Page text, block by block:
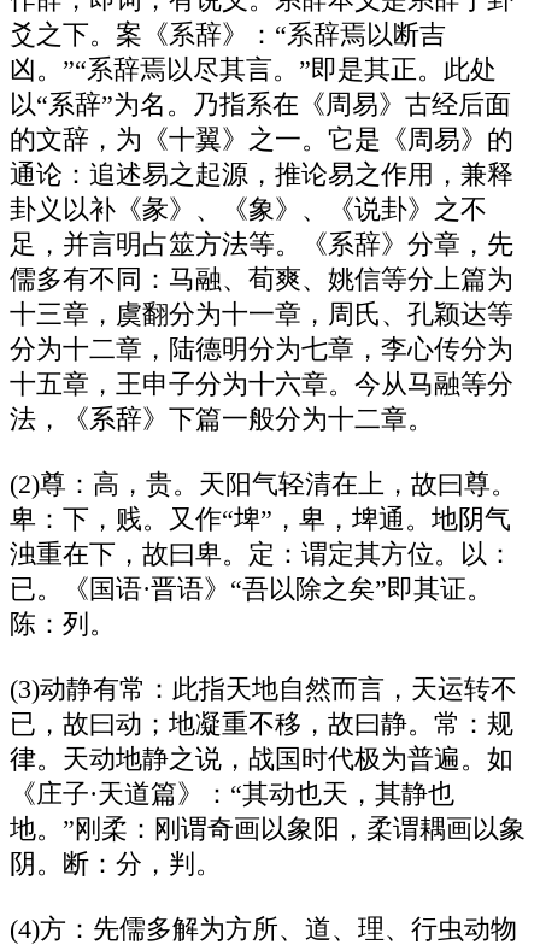
爻之下。案《系辞》：“系辞焉以断吉
凶。”“系辞焉以尽其言。”即是其正。此处
以“系辞”为名。乃指系在《周易》古经后面
的文辞，为《十翼》之一。它是《周易》的
通论：追述易之起源，推论易之作用，兼释
卦义以补《彖》、《象》、《说卦》之不
足，并言明占筮方法等。《系辞》分章，先
儒多有不同：马融、荀爽、姚信等分上篇为
十三章，虞翻分为十一章，周氏、孔颖达等
分为十二章，陆德明分为七章，李心传分为
十五章，王申子分为十六章。今从马融等分
法，《系辞》下篇一般分为十二章。
(2)尊：高，贵。天阳气轻清在上，故曰尊。
卑：下，贱。又作“埤”，卑，埤通。地阴气
浊重在下，故曰卑。定：谓定其方位。以：
已。《国语·晋语》“吾以除之矣”即其证。
陈：列。
(3)动静有常：此指天地自然而言，天运转不
已，故曰动；地凝重不移，故曰静。常：规
律。天动地静之说，战国时代极为普遍。如
《庄子·天道篇》：“其动也天，其静也
地。”刚柔：刚谓奇画以象阳，柔谓耦画以象
阴。断：分，判。
(4)方：先儒多解为方所、道、理、行虫动物